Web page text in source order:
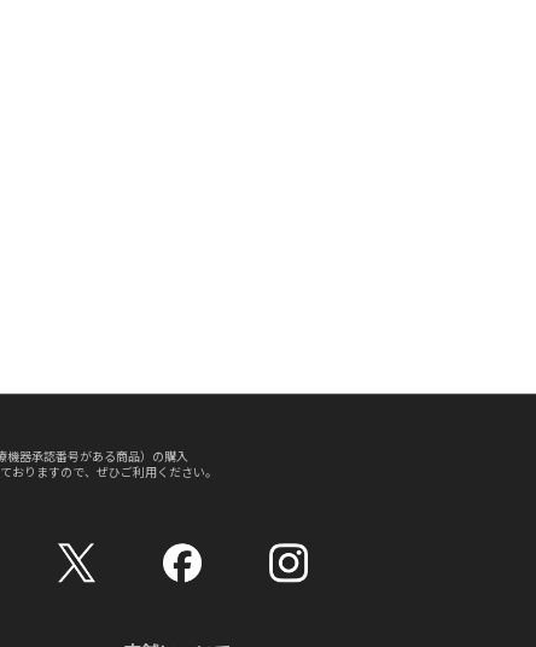
器承認番号がある商品）の購入
りますので、ぜひご利用ください。